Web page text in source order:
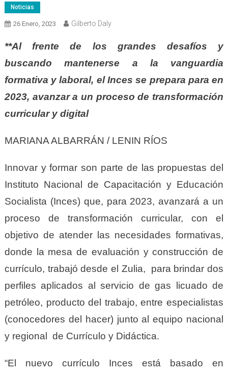
Noticias
26 Enero, 2023 Gilberto Daly
**Al frente de los grandes desafíos y
buscando mantenerse a la vanguardia
formativa y laboral, el Inces se prepara para en
2023, avanzar a un proceso de transformación
curricular y digital
MARIANA ALBARRÁN / LENIN RÍOS
Innovar y formar son parte de las propuestas del
Instituto Nacional de Capacitación y Educación
Socialista (Inces) que, para 2023, avanzará a un
proceso de transformación curricular, con el
objetivo de atender las necesidades formativas,
donde la mesa de evaluación y construcción de
currículo, trabajó desde el Zulia, para brindar dos
perfiles aplicados al servicio de gas licuado de
petróleo, producto del trabajo, entre especialistas
(conocedores del hacer) junto al equipo nacional
y regional de Currículo y Didáctica.
“El nuevo currículo Inces está basado en